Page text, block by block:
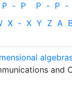
P - P P - P -
X - X Y Z Α
and